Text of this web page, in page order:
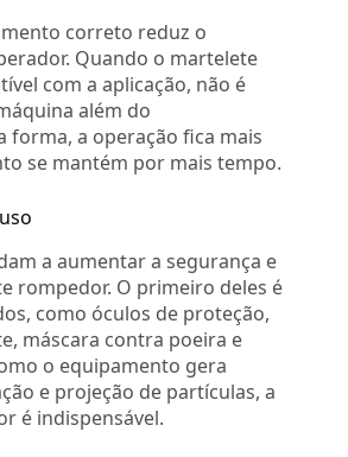
correto reduz o
Quando o martelete
com a aplicação, não é
além do
forma, a operação fica mais
se mantém por mais tempo.
a aumentar a segurança e
rompedor. O primeiro deles é
como óculos de proteção,
máscara contra poeira e
o equipamento gera
e projeção de partículas, a
é indispensável.